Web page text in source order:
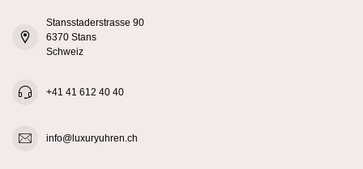
Stansstaderstrasse 90
6370 Stans
Schweiz
+41 41 612 40 40
info@luxuryuhren.ch